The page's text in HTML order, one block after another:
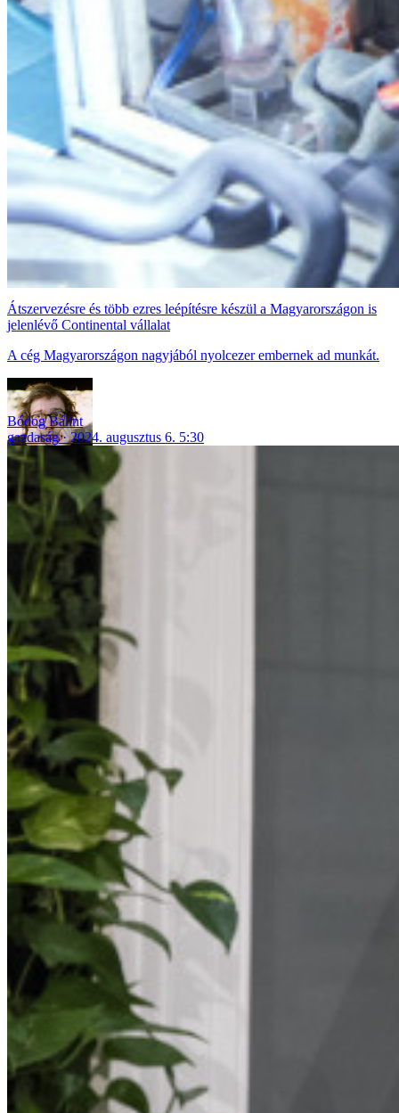
Átszervezésre és több ezres leépítésre készül a Magyarországon is
jelenlévő Continental vállalat
A cég Magyarországon nagyjából nyolcezer embernek ad munkát.
Bódog Bálint
gazdaság
2024. augusztus 6. 5:30